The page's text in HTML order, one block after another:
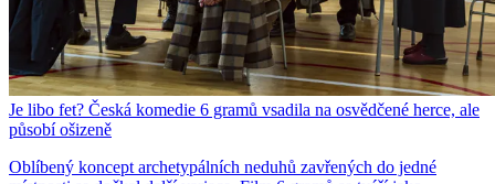
Je libo fet? Česká komedie 6 gramů vsadila na osvědčené herce, ale
působí ošizeně
Oblíbený koncept archetypálních neduhů zavřených do jedné